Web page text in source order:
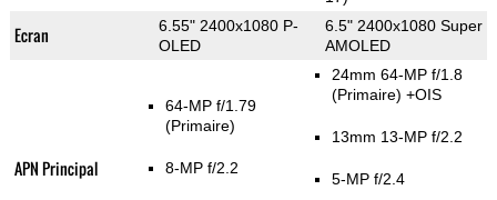
Ecran
6.55" 2400x1080 P-
OLED
6.5" 2400x1080 Super
AMOLED
APN Principal
64-MP f/1.79
(Primaire)
8-MP f/2.2
24mm 64-MP f/1.8
(Primaire) +OIS
13mm 13-MP f/2.2
5-MP f/2.4